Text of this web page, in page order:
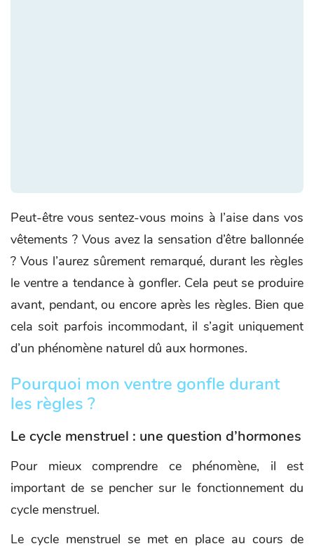
Peut-être vous sentez-vous moins à l’aise dans vos
vêtements ? Vous avez la sensation d’être ballonnée
? Vous l’aurez sûrement remarqué, durant les règles
le ventre a tendance à gonfler. Cela peut se produire
avant, pendant, ou encore après les règles. Bien que
cela soit parfois incommodant, il s’agit uniquement
d’un phénomène naturel dû aux hormones.
Pourquoi mon ventre gonfle durant
les règles ?
Le cycle menstruel : une question d’hormones
Pour mieux comprendre ce phénomène, il est
important de se pencher sur le fonctionnement du
cycle menstruel.
Le cycle menstruel se met en place au cours de